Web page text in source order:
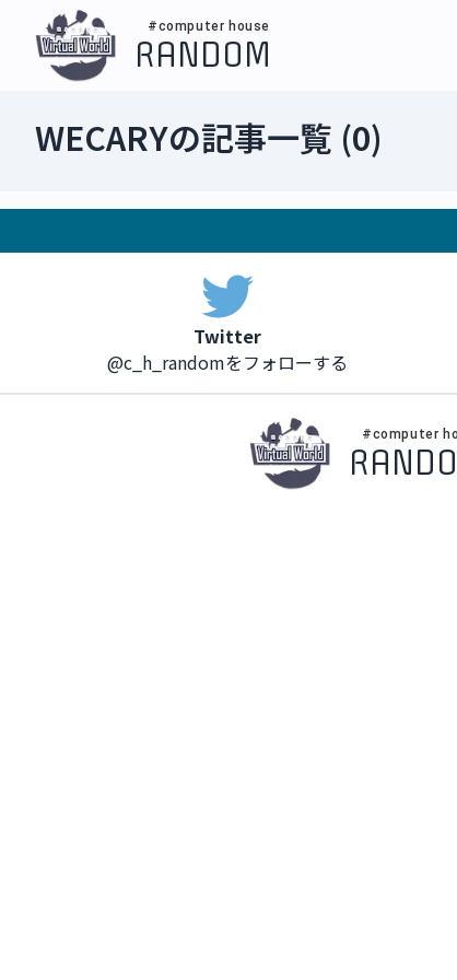
#computer house
RANDOM
WECARYの記事一覧 (0)
Twitter
@c_h_randomをフォローする
#computer